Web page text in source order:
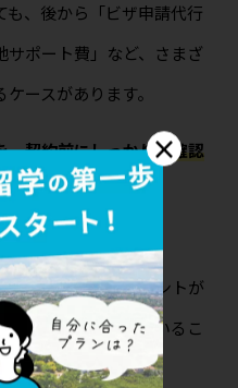
、後から「ビザ申請代行
ポート費」など、さまざ
ースがあります。
、契約前にしっかりと確認
う場合、エージェントが
に上乗せを行っているこ
×